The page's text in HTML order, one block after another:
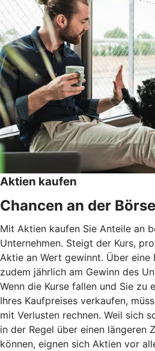
Aktien kaufen
Chancen an der
Mit Aktien kaufen Sie Anteile an
Unternehmen. Steigt der Kurs,
Aktie an Wert gewinnt. Über eine
zudem jährlich am Gewinn des
Wenn die Kurse fallen und Sie zu
Ihres Kaufpreises verkaufen,
mit Verlusten rechnen. Weil sich
in der Regel über einen längeren
können, eignen sich Aktien vor